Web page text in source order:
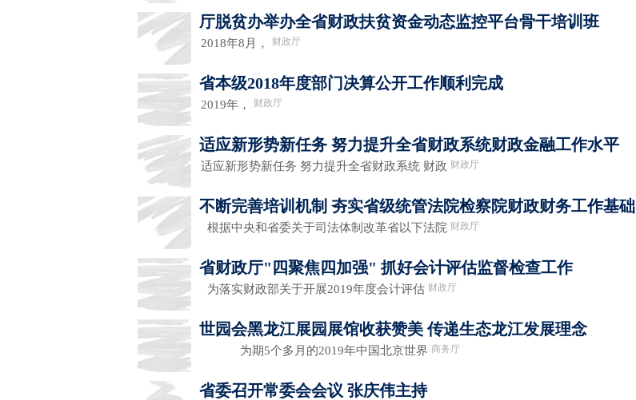
厅脱贫办举办全省财政扶贫资金动态监控平台骨干培训班
2018年8月， 财政厅
省本级2018年度部门决算公开工作顺利完成
2019年， 财政厅
适应新形势新任务 努力提升全省财政系统财政金融工作水平
适应新形势新任务 努力提升全省财政系统 财政 财政厅
不断完善培训机制 夯实省级统管法院检察院财政财务工作基础
根据中央和省委关于司法体制改革省以下法院 财政厅
省财政厅"四聚焦四加强" 抓好会计评估监督检查工作
为落实财政部关于开展2019年度会计评估 财政厅
世园会黑龙江展园展馆收获赞美 传递生态龙江发展理念
为期5个多月的2019年中国北京世界 商务厅
省委召开常委会会议 张庆伟主持